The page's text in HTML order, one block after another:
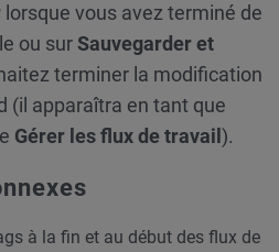
lorsque vous avez terminé de
ou surSauvegarder et
terminer la modification
(il apparaîtra en tant que
Gérer les flux de travail ).
à la fin et au début des flux de